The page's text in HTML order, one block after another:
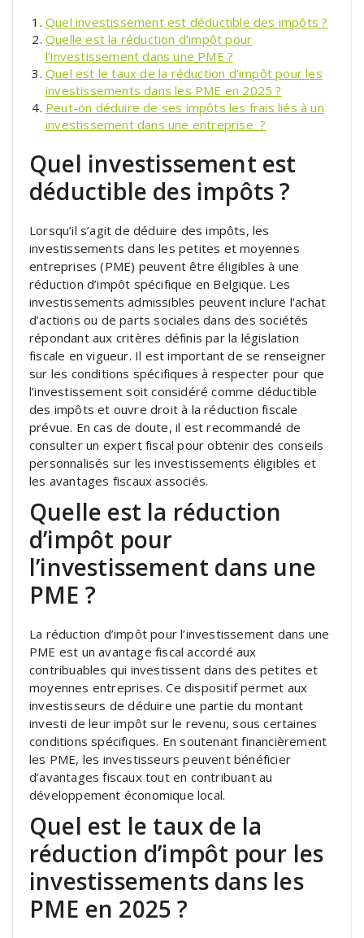
Quel investissement est déductible des impôts ?
Quelle est la réduction d’impôt pour
l’investissement dans une PME ?
Quel est le taux de la réduction d’impôt pour les
investissements dans les PME en 2025 ?
Peut-on déduire de ses impôts les frais liés à un
investissement dans une entreprise ?
Quel investissement est
déductible des impôts ?
Lorsqu’il s’agit de déduire des impôts, les
investissements dans les petites et moyennes
entreprises (PME) peuvent être éligibles à une
réduction d’impôt spécifique en Belgique. Les
investissements admissibles peuvent inclure l’achat
d’actions ou de parts sociales dans des sociétés
répondant aux critères définis par la législation
fiscale en vigueur. Il est important de se renseigner
sur les conditions spécifiques à respecter pour que
l’investissement soit considéré comme déductible
des impôts et ouvre droit à la réduction fiscale
prévue. En cas de doute, il est recommandé de
consulter un expert fiscal pour obtenir des conseils
personnalisés sur les investissements éligibles et
les avantages fiscaux associés.
Quelle est la réduction
d’impôt pour
l’investissement dans une
PME ?
La réduction d’impôt pour l’investissement dans une
PME est un avantage fiscal accordé aux
contribuables qui investissent dans des petites et
moyennes entreprises. Ce dispositif permet aux
investisseurs de déduire une partie du montant
investi de leur impôt sur le revenu, sous certaines
conditions spécifiques. En soutenant financièrement
les PME, les investisseurs peuvent bénéficier
d’avantages fiscaux tout en contribuant au
développement économique local.
Quel est le taux de la
réduction d’impôt pour les
investissements dans les
PME en 2025 ?